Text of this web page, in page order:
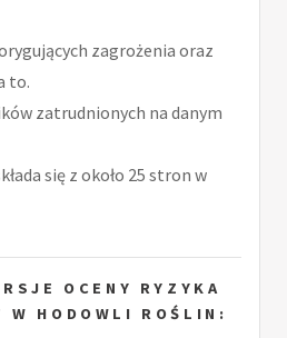
zagrożenia oraz
to.
zatrudnionych na danym
się z około 25 stron w
OCENY RYZYKA
W HODOWLI ROŚLIN: